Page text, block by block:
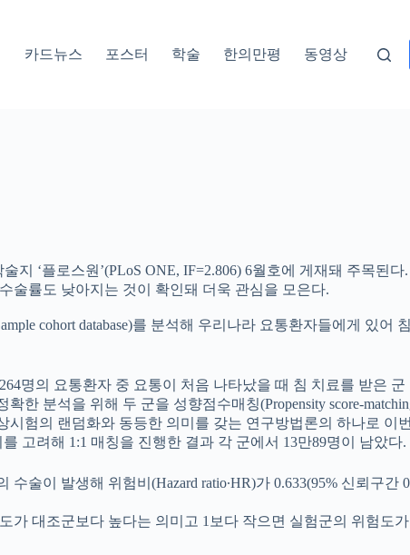
카드뉴스 포스터 학술 한의만평 동영상
‘플로스원’(PLoS ONE, IF=2.806) 6월호에 게재돼 주목된다.
술률도 낮아지는 것이 확인돼 더욱 관심을 모은다.
cohort database)를 분석해 우리나라 요통환자들에게 있어
명의 요통환자 중 요통이 처음 나타났을 때 침 치료를 받은 군
한 분석을 위해 두 군을 성향점수매칭(Propensity score-
험의 랜덤화와 동등한 의미를 갖는 연구방법론의 하나로 이
고려해 1:1 매칭을 진행한 결과 각 군에서 13만89명이 남았다.
이 발생해 위험비(Hazard ratio∙HR)가 0.633(95% 신뢰구간
대조군보다 높다는 의미고 1보다 작으면 실험군의 위험도